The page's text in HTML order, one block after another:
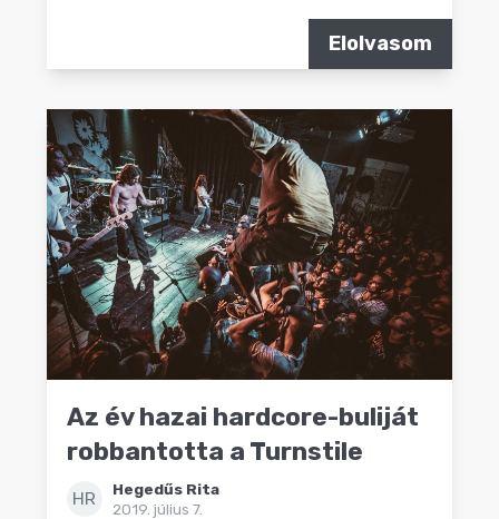
Elolvasom
Az év hazai hardcore-buliját
robbantotta a Turnstile
HR
Hegedűs Rita
2019. július 7.